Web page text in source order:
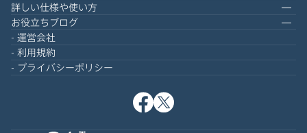
詳しい仕様や使い方
お役立ちブログ
運営会社
利用規約
プライバシーポリシー